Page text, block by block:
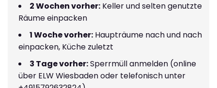
2 Wochen vorher: Keller und selten genutzte
Räume einpacken
1 Woche vorher: Haupträume nach und nach
einpacken, Küche zuletzt
3 Tage vorher:Sperrmüll anmelden (online
über ELW Wiesbaden oder telefonisch unter